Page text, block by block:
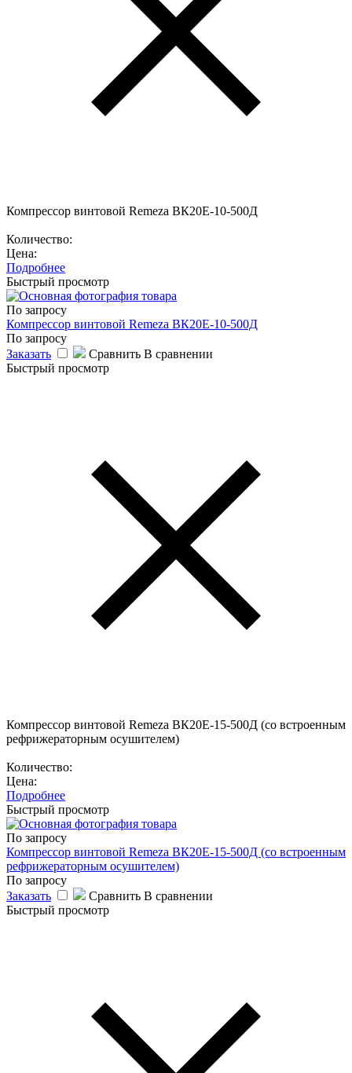
Компрессор винтовой Remeza ВК20E-10-500Д
Количество:
Цена:
Подробнее
Быстрый просмотр
По запросу
Компрессор винтовой Remeza ВК20E-10-500Д
По запросу
Заказать
Сравнить В сравнении
Быстрый просмотр
Компрессор винтовой Remeza ВК20Е-15-500Д (со встроенным
рефрижераторным осушителем)
Количество:
Цена:
Подробнее
Быстрый просмотр
По запросу
Компрессор винтовой Remeza ВК20Е-15-500Д (со встроенным
рефрижераторным осушителем)
По запросу
Заказать
Сравнить В сравнении
Быстрый просмотр